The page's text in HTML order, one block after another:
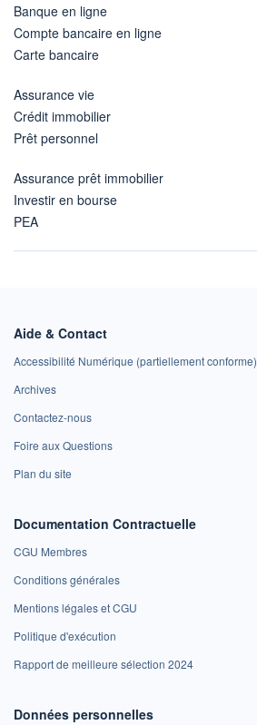
Banque en ligne
Compte bancaire en ligne
Carte bancaire
Assurance vie
Crédit immobilier
Prêt personnel
Assurance prêt immobilier
Investir en bourse
PEA
Aide & Contact
Accessibilité Numérique (partiellement conforme)
Archives
Contactez-nous
Foire aux Questions
Plan du site
Documentation Contractuelle
CGU Membres
Conditions générales
Mentions légales et CGU
Politique d'exécution
Rapport de meilleure sélection 2024
Données personnelles